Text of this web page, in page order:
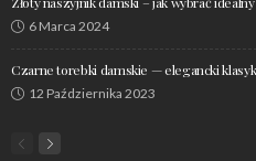
6 Marca 2024
Czarne torebki damskie — elegancki
12 Października 2023